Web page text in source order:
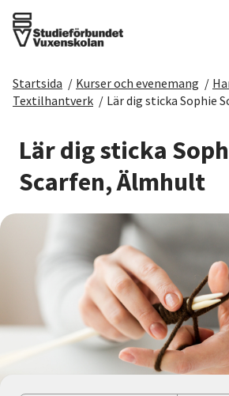
Det här gör vi
För dig som
Sök kurser och evenemang
Starta studiecirkel
Cirkelledare
Startsida / Kurser och evenemang /
Textilhantverk / Lär dig sticka Sophie
Lär dig sticka
Scarfen, Älmhult